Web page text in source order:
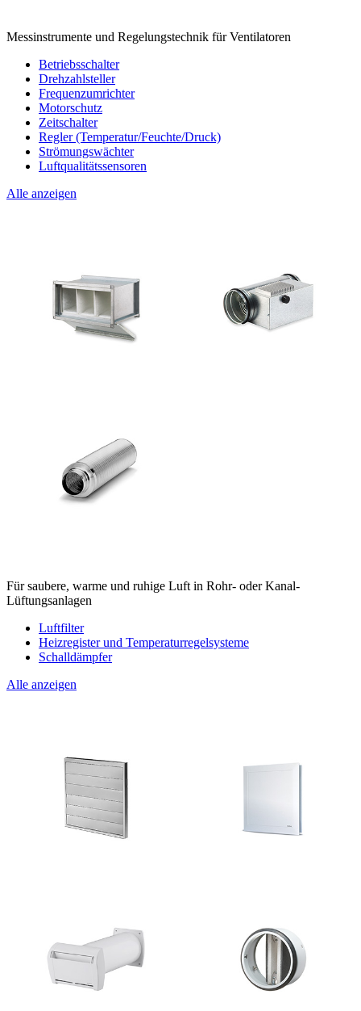
Messinstrumente und Regelungstechnik für Ventilatoren
Betriebsschalter
Drehzahlsteller
Frequenzumrichter
Motorschutz
Zeitschalter
Regler (Temperatur/Feuchte/Druck)
Strömungswächter
Luftqualitätssensoren
Alle anzeigen
Für saubere, warme und ruhige Luft in Rohr- oder Kanal-
Lüftungsanlagen
Luftfilter
Heizregister und Temperaturregelsysteme
Schalldämpfer
Alle anzeigen